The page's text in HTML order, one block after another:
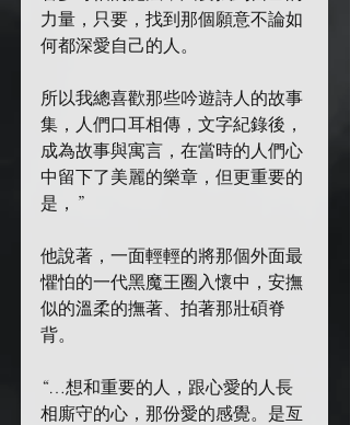
力量，只要，找到那個願意不論如
何都深愛自己的人。
所以我總喜歡那些吟遊詩人的故事
集，人們口耳相傳，文字紀錄後，
成為故事與寓言，在當時的人們心
中留下了美麗的樂章，但更重要的
是，”
他說著，一面輕輕的將那個外面最
懼怕的一代黑魔王圈入懷中，安撫
似的溫柔的撫著、拍著那壯碩脊
背。
“…想和重要的人，跟心愛的人長
相廝守的心，那份愛的感覺。是亙